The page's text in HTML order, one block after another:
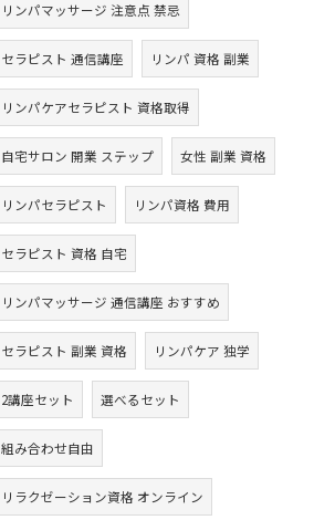
リンパマッサージ 注意点 禁忌
セラピスト 通信講座 リンパ 資格 副業
リンパケアセラピスト 資格取得
自宅サロン 開業 ステップ 女性 副業 資格
リンパセラピスト リンパ資格 費用
セラピスト 資格 自宅
リンパマッサージ 通信講座 おすすめ
セラピスト 副業 資格 リンパケア 独学
2講座セット 選べるセット
組み合わせ自由
リラクゼーション資格 オンライン